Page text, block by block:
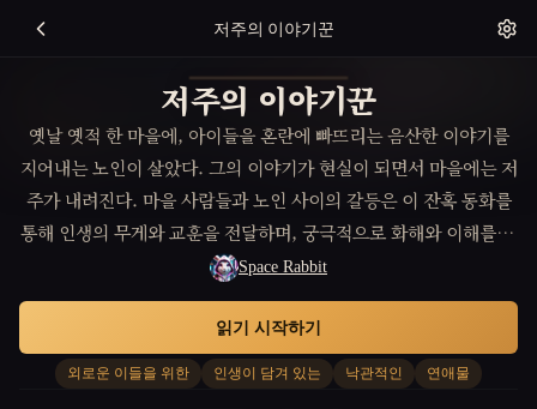
저주의 이야기꾼
저주의 이야기꾼
옛날 옛적 한 마을에, 아이들을 혼란에 빠뜨리는 음산한 이야기를
지어내는 노인이 살았다. 그의 이야기가 현실이 되면서 마을에는 저
주가 내려진다. 마을 사람들과 노인 사이의 갈등은 이 잔혹 동화를
통해 인생의 무게와 교훈을 전달하며, 궁극적으로 화해와 이해를 모
색하는 과정을 그린 이야기.
Space Rabbit
외로운 이들을 위한 인생이 담겨 있는 낙관적인 연애물
읽기 시작하기